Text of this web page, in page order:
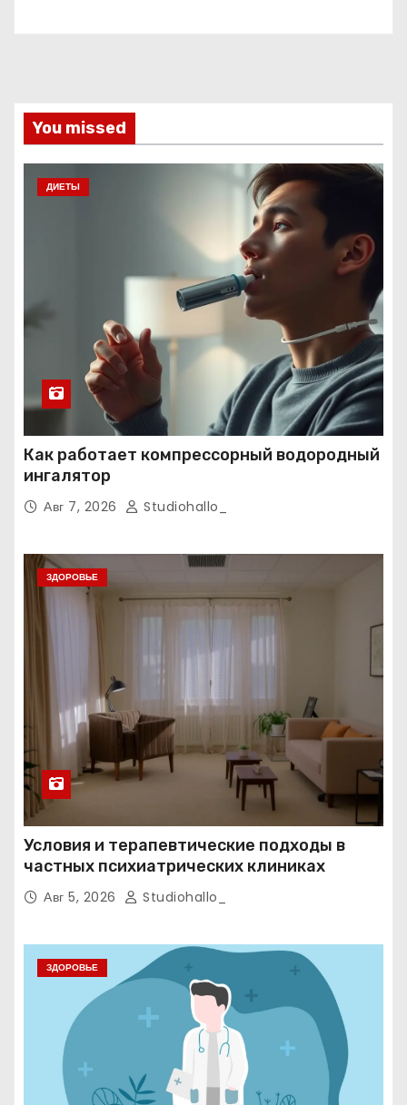
You missed
ДИЕТЫ
Как работает компрессорный водородный
ингалятор
Авг 7, 2026 Studiohallo_
ЗДОРОВЬЕ
Условия и терапевтические подходы в
частных психиатрических клиниках
Авг 5, 2026 Studiohallo_
ЗДОРОВЬЕ